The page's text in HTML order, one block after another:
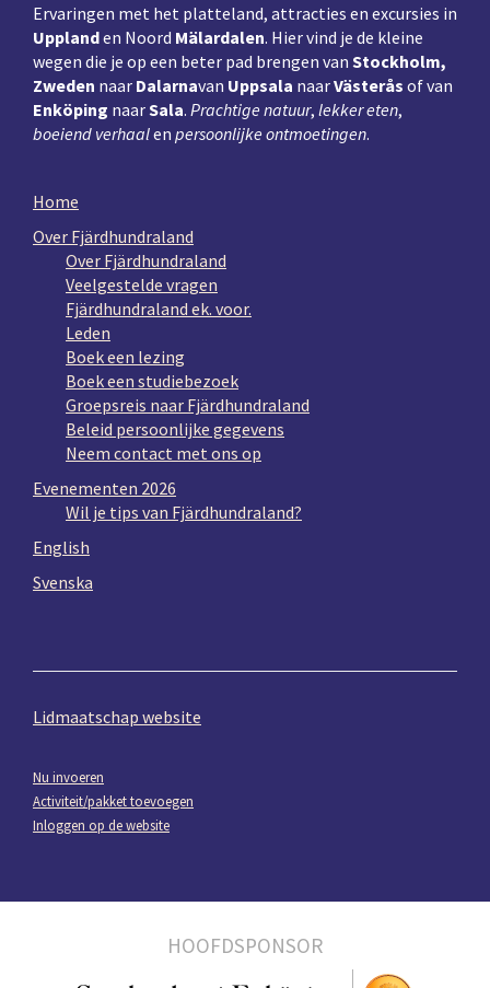
Ervaringen met het platteland, attracties en excursies in
Upplanden Noord Mälardalen. Hier vind je de kleine
wegen die je op een beter pad brengen van Stockholm,
Zweden naar Dalarnavan Uppsala naarVästerås of van
Enköping naarSala. Prachtige natuur, lekker eten,
boeiend verhaalen persoonlijke ontmoetingen.
Home
Over Fjärdhundraland
Over Fjärdhundraland
Veelgestelde vragen
Fjärdhundraland ek. voor.
Leden
Boek een lezing
Boek een studiebezoek
Groepsreis naar Fjärdhundraland
Beleid persoonlijke gegevens
Neem contact met ons op
Evenementen 2026
Wil je tips van Fjärdhundraland?
English
Svenska
Lidmaatschap website
Nu invoeren
Activiteit/pakket toevoegen
Inloggen op de website
HOOFDSPONSOR